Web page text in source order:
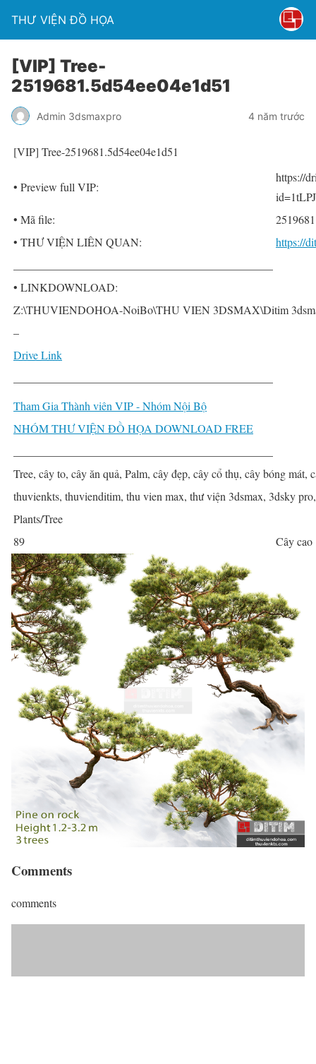
THƯ VIỆN ĐỒ HỌA
[VIP] Tree-
2519681.5d54ee04e1d51
Admin 3dsmaxpro 4 năm trước
[VIP] Tree-2519681.5d54ee04e1d51
• Preview full VIP:
https://
• Mã file:
• THƯ VIỆN LIÊN QUAN:
https://
• LINKDOWNLOAD:
Z:\THUVIENDOHOA-NoiBo\THU VIEN 3DSMAX\Ditim
–
Drive Link
Tham Gia Thành viên VIP - Nhóm Nội Bộ
NHÓM THƯ VIỆN ĐỒ HỌA DOWNLOAD FREE
Tree, cây to, cây ăn quả, Palm, cây đẹp, cây cổ thụ, cây bóng mát,
thuvienkts, thuvienditim, thu vien max, thư viện 3dsmax, 3dsky
Plants/Tree
89
Cây cao
Comments
comments